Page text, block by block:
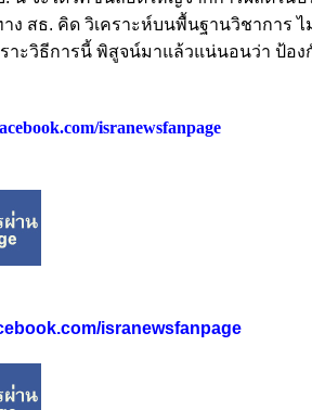
ง สธ. คิด วิเคราะห์บนพื้นฐานวิชาการ ไ
ะวิธีการนี้ พิสูจน์มาแล้วแน่นอนว่า ป้อง
isranewsfanpage
isranewsfanpage